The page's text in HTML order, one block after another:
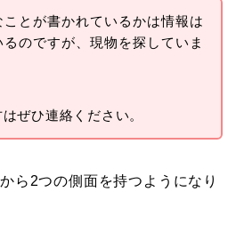
ことが書かれているかは情報は
るのですが、現物を探していま
ぜひ連絡ください。
ら2つの側面を持つようになり